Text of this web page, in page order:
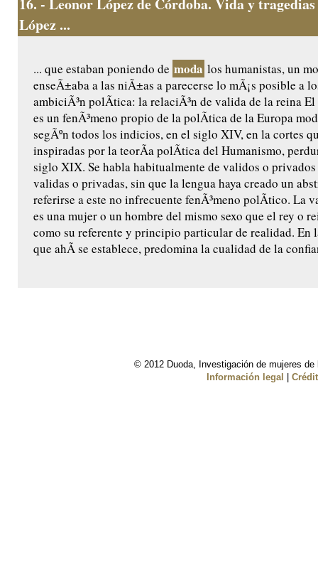
16. - Leonor López de Córdoba. Vida y
López ...
... que estaban poniendo de moda los humanistas, un
enseÃ±aba a las niÃ±as a parecerse lo mÃ¡s posible a
ambiciÃ³n polÃ­tica: la relaciÃ³n de valida de la reina
es un fenÃ³meno propio de la polÃ­tica de la Europa
segÃºn todos los indicios, en el siglo XIV, en la cortes
inspiradas por la teorÃ­a polÃ­tica del Humanismo,
siglo XIX. Se habla habitualmente de validos o privados
validas o privadas, sin que la lengua haya creado un
referirse a este no infrecuente fenÃ³meno polÃ­tico. La
es una mujer o un hombre del mismo sexo que el rey o
como su referente y principio particular de realidad. En
que ahÃ­ se establece, predomina la cualidad de la
© 2012 Duoda, Investigación de mujeres
Información legal